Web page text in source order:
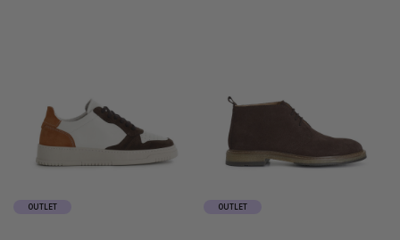
OUTLET OUTLET